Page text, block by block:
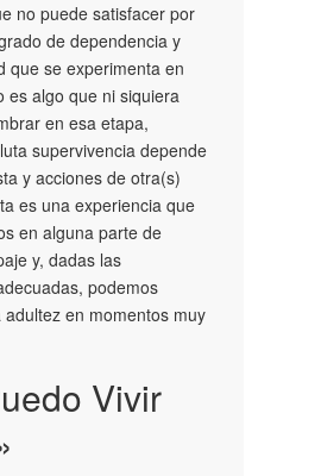
no puede satisfacer por
de dependencia y
que se experimenta en
es algo que ni siquiera
en esa etapa,
supervivencia depende
y acciones de otra(s)
es una experiencia que
en alguna parte de
y, dadas las
podemos
adultez en momentos muy
Vivir